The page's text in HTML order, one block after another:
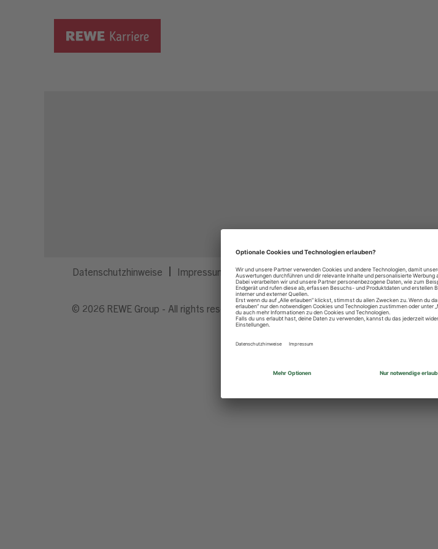
Datenschutzhinweise Impressum Privatsphäre-Einstellungen
© 2026 REWE Group - All rights reserved